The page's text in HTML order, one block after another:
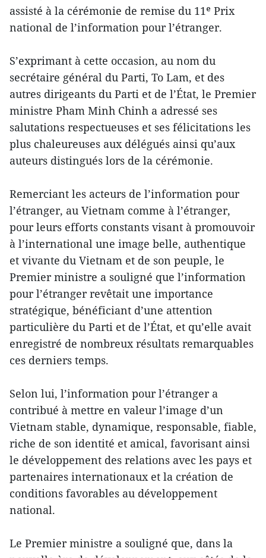
assisté à la cérémonie de remise du 11ᵉ Prix
national de l’information pour l’étranger.
S’exprimant à cette occasion, au nom du
secrétaire général du Parti, To Lam, et des
autres dirigeants du Parti et de l’État, le Premier
ministre Pham Minh Chinh a adressé ses
salutations respectueuses et ses félicitations les
plus chaleureuses aux délégués ainsi qu’aux
auteurs distingués lors de la cérémonie.
Remerciant les acteurs de l’information pour
l’étranger, au Vietnam comme à l’étranger,
pour leurs efforts constants visant à promouvoir
à l’international une image belle, authentique
et vivante du Vietnam et de son peuple, le
Premier ministre a souligné que l’information
pour l’étranger revêtait une importance
stratégique, bénéficiant d’une attention
particulière du Parti et de l’État, et qu’elle avait
enregistré de nombreux résultats remarquables
ces derniers temps.
Selon lui, l’information pour l’étranger a
contribué à mettre en valeur l’image d’un
Vietnam stable, dynamique, responsable, fiable,
riche de son identité et amical, favorisant ainsi
le développement des relations avec les pays et
partenaires internationaux et la création de
conditions favorables au développement
national.
Le Premier ministre a souligné que, dans la